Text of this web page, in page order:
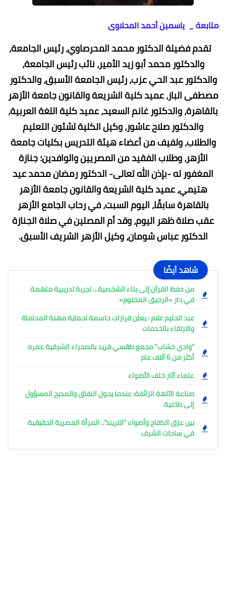
متابعة _ ياسمين أحمد المحلاوى
تقدم فضيلة الدكتور محمد المحرصاوي، رئيس الجامعة،
والدكتور محمد أبو زيد الأمير، نائب رئيس الجامعة،
والدكتور عبد الحي عزب، رئيس الجامعة الأسبق، والدكتور
مصطفى الباز، عميد كلية الشريعة والقانون جامعة الأزهر
بالقاهرة، والدكتور غانم السعيد، عميد كلية اللغة العربية،
والدكتور صلاح عاشور، وكيل الكلية لشئون التعليم
والطلاب، ولفيف من أعضاء هيئة التدريس بكليات جامعة
الأزهر، وطلاب الفقيد من المصريين والوافدين؛ جنازة
المغفور له -بإذن الله تعالى- الدكتور رمضان محمد عيد
هتيمي، عميد كلية الشريعة والقانون جامعة الأزهر
بالقاهرة سابقًا، اليوم السبت، في رحاب الجامع الأزهر
عقب صلاة ظهر اليوم، وقد أم المصلين في صلاة الجنازة
الدكتور عباس شومان، وكيل الأزهر الشريف الأسبق.
شاهد أيضًا
من حفظ القرآن إلى بناء الشخصية… تجربة تدريبية ملهمة
في دار «الرحيق المختوم»
عبد الحليم علام : يعلن قرارات حاسمة لحماية مهنة المحاماة
والارتقاء بالخدمات
"وادي خشاب" مجمع طقسي فريد بالصحراء الشرقية عمره
أكثر من 6 آلاف عام
علماء آثار خلف الأضواء
صناعة الآلهة الزائفة: عندما يحول النفاق والمديح المسؤول
إلى طاغية
بين عرَق الكفاح وأضواء "التريند".. المرأة المصرية الحقيقية
في ساحات الشرف